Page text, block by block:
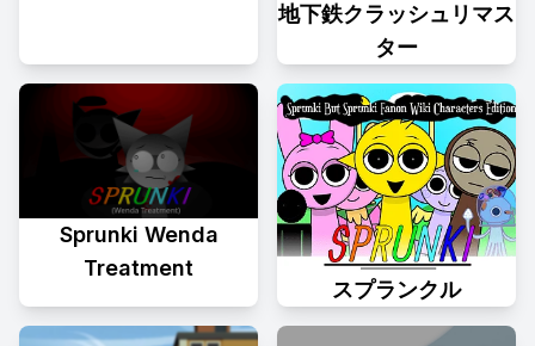
地下鉄クラッシュリマス
ター
Sprunki Wenda
Treatment
スプランクル